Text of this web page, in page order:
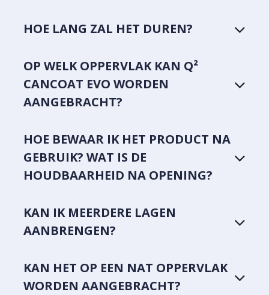
HOE LANG ZAL HET DUREN?
OP WELK OPPERVLAK KAN Q²
CANCOAT EVO WORDEN
AANGEBRACHT?
HOE BEWAAR IK HET PRODUCT NA
GEBRUIK? WAT IS DE
HOUDBAARHEID NA OPENING?
KAN IK MEERDERE LAGEN
AANBRENGEN?
KAN HET OP EEN NAT OPPERVLAK
WORDEN AANGEBRACHT?